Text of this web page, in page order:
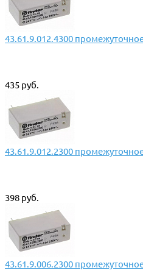
43.61.9.012.4300
435 руб.
43.61.9.012.2300
398 руб.
43.61.9.006.2300